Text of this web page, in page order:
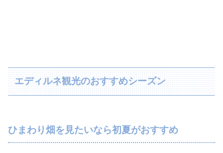
エディルネ観光のおすすめシーズン
ひまわり畑を見たいなら初夏がおすすめ